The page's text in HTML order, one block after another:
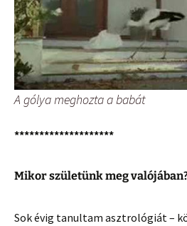
A gólya meghozta a babát
********************
Mikor születünk meg
Sok évig tanultam asztrológiát –